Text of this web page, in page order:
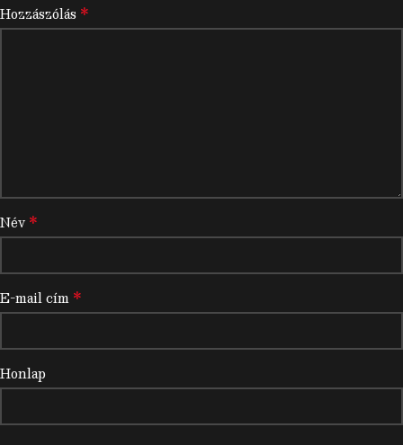
Hozzászólás *
Név *
E-mail cím *
Honlap